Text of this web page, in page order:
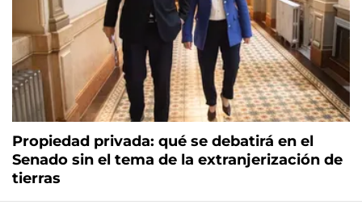
Propiedad privada: qué se debatirá en el
Senado sin el tema de la extranjerización de
tierras